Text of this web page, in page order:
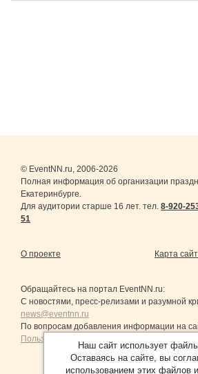
© EventNN.ru, 2006-2026
Полная информация об организации
Екатеринбурге.
Для аудитории старше 16 лет. тел. 8-920-
51
О проекте Карта
Обращайтесь на портал EventNN.ru:
С новостями, пресс-релизами и разумной
news@eventnn.ru
По вопросам добавления информации на
Пользовательское Соглашение и политика
Наш сайт использует
Оставаясь на сайте, вы
использованием этих файлов и